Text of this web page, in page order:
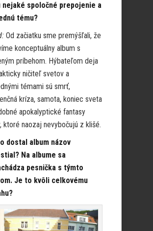
nejaké spoločné prepojenie a
tému?
Od začiatku sme premýšľali, že
konceptuálny album s
príbehom. Hýbateľom deja
ničiteľ svetov a
témami sú smrť,
kríza, samota, koniec sveta
apokalyptické fantasy
ktoré naozaj nevybočujú z klišé.
dostal album názov
Na albume sa
pesnička s týmto
Je to kvôli celkovému